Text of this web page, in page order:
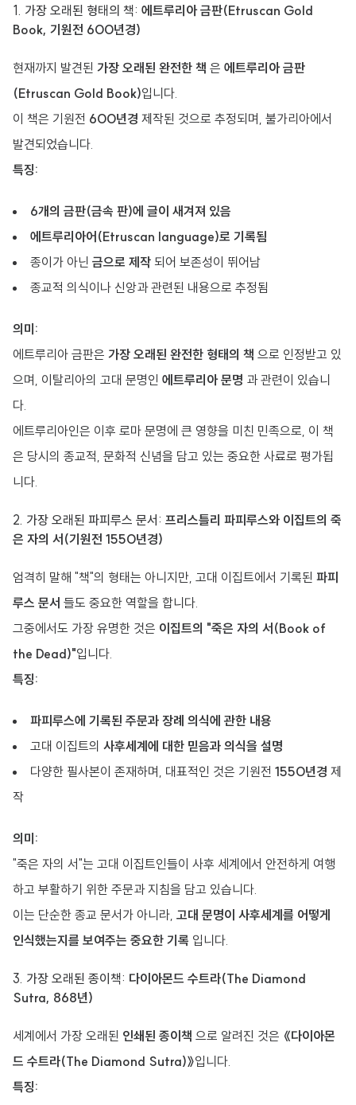
1. 가장 오래된 형태의 책: 에트루리아 금판(Etruscan Gold
Book, 기원전 600년경)
현재까지 발견된 가장 오래된 완전한 책 은 에트루리아 금판
(Etruscan Gold Book)입니다.
이 책은 기원전 600년경 제작된 것으로 추정되며, 불가리아에서
발견되었습니다.
특징:
6개의 금판(금속 판)에 글이 새겨져 있음
에트루리아어(Etruscan language)로 기록됨
종이가 아닌 금으로 제작 되어 보존성이 뛰어남
종교적 의식이나 신앙과 관련된 내용으로 추정됨
의미:
에트루리아 금판은 가장 오래된 완전한 형태의 책 으로 인정받고 있
으며, 이탈리아의 고대 문명인 에트루리아 문명 과 관련이 있습니
다.
에트루리아인은 이후 로마 문명에 큰 영향을 미친 민족으로, 이 책
은 당시의 종교적, 문화적 신념을 담고 있는 중요한 사료로 평가됩
니다.
2. 가장 오래된 파피루스 문서: 프리스틀리 파피루스와 이집트의 죽
은 자의 서(기원전 1550년경)
엄격히 말해 "책"의 형태는 아니지만, 고대 이집트에서 기록된 파피
루스 문서 들도 중요한 역할을 합니다.
그중에서도 가장 유명한 것은 이집트의 "죽은 자의 서(Book of
the Dead)"입니다.
특징:
파피루스에 기록된 주문과 장례 의식에 관한 내용
고대 이집트의 사후세계에 대한 믿음과 의식을 설명
다양한 필사본이 존재하며, 대표적인 것은 기원전 1550년경 제
작
의미:
"죽은 자의 서"는 고대 이집트인들이 사후 세계에서 안전하게 여행
하고 부활하기 위한 주문과 지침을 담고 있습니다.
이는 단순한 종교 문서가 아니라, 고대 문명이 사후세계를 어떻게
인식했는지를 보여주는 중요한 기록 입니다.
3. 가장 오래된 종이책: 다이아몬드 수트라(The Diamond
Sutra, 868년)
세계에서 가장 오래된 인쇄된 종이책 으로 알려진 것은 《다이아몬
드 수트라(The Diamond Sutra)》입니다.
특징: